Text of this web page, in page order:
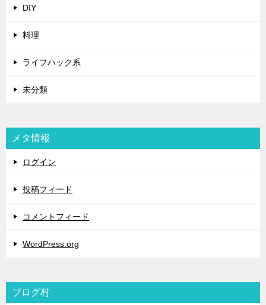
DIY
料理
ライフハック系
未分類
メタ情報
ログイン
投稿フィード
コメントフィード
WordPress.org
ブログ村